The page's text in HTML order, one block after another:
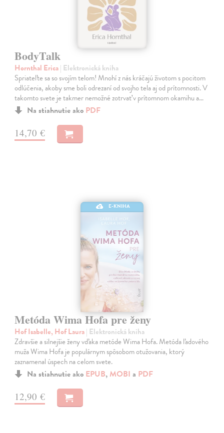
BodyTalk
Hornthal Erica| Elektronická kniha
Spriateľte sa so svojím telom! Mnohí z nás kráčajú životom s pocitom
odlúčenia, akoby sme boli odrezaní od svojho tela aj od prítomnosti. V
takomto svete je takmer nemožné zotrvať v prítomnom okamihu a…
Na stiahnutie ako PDF
14,70 €
E-KNIHA
Metóda Wima Hofa pre ženy
Hof Isabelle, Hof Laura| Elektronická kniha
Zdravšie a silnejšie ženy vďaka metóde Wima Hofa. Metóda ľadového
muža Wima Hofa je populárnym spôsobom otužovania, ktorý
zaznamenal úspech na celom svete.
Na stiahnutie ako EPUB, MOBI a PDF
12,90 €